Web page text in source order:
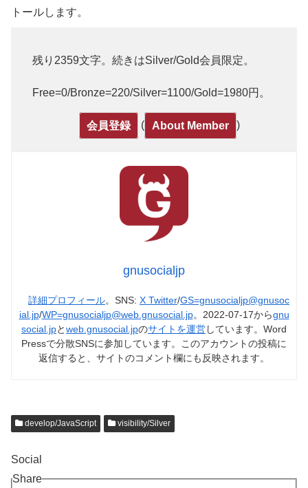
トールします。
残り2359文字。続きはSilver/Gold会員限定。
Free=0/Bronze=220/Silver=1100/Gold=1980円。
会員登録 ( About Member )
gnusocialjp
詳細プロフィール。SNS: X Twitter/GS=gnusocialjp@gnusoc
ial.jp/WP=gnusocialjp@web.gnusocial.jp。2022-07-17からgnu
social.jpとweb.gnusocial.jpのサイトを運営しています。Word
Pressで分散SNSに参加しています。このアカウントの投稿に
返信すると、サイトのコメント欄にも反映されます。
develop/JavaScript visibility/Silver
Social
Share